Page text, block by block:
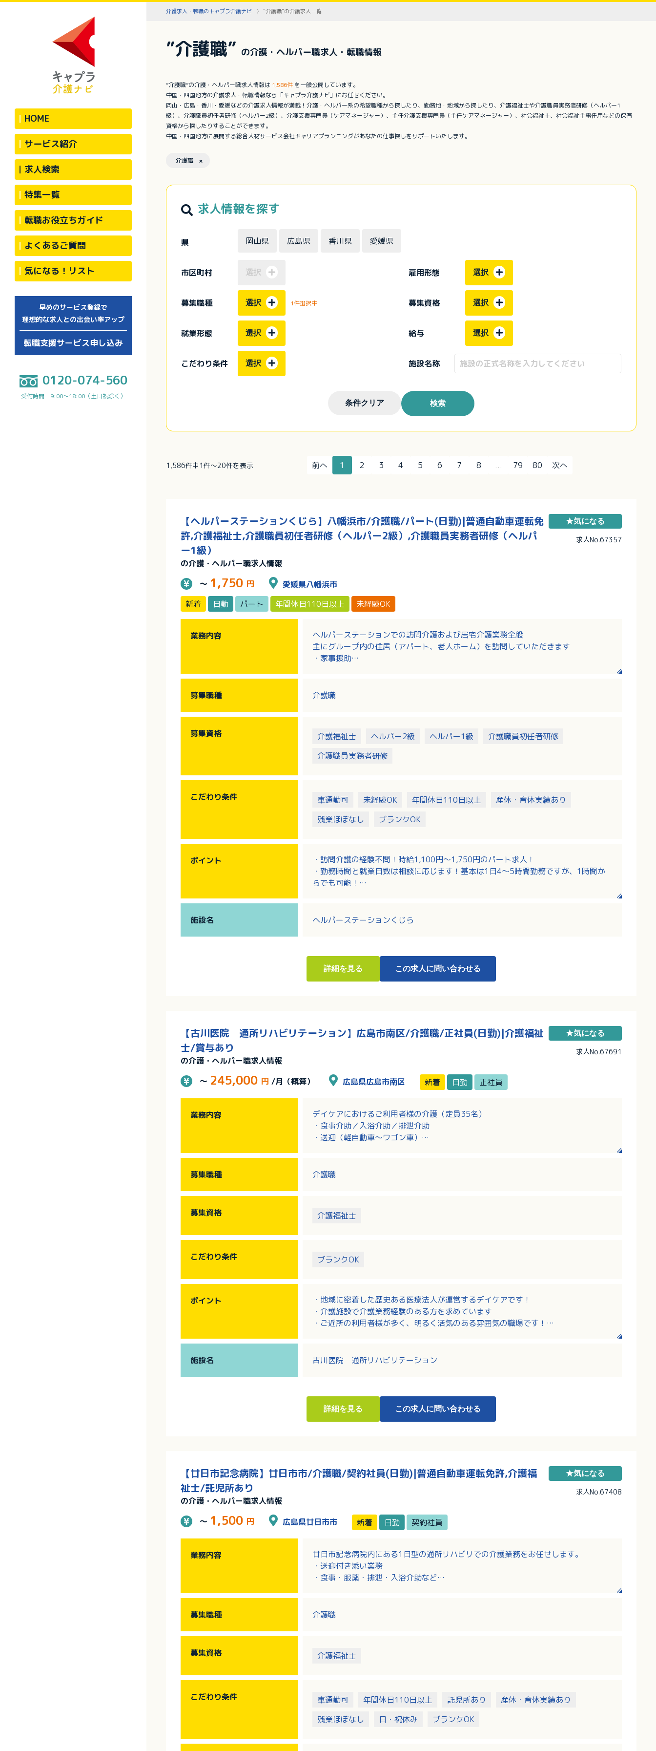
HOME
サービス紹介
求人検索
特集一覧
転職お役立ちガイド
よくあるご質問
気になる！リスト
早めのサービス登録で
理想的な求人との出会い率アップ
転職支援サービス申し込み
0120-074-560
受付時間 9:00～18:00（土日祝除く）
介護求人・転職のキャプラ介護ナビ ”介護職”の介護求人一覧
”介護職” の介護・ヘルパー職求人・転職情報
”介護職”の介護・ヘルパー職求人情報は 1,586件 を一般公開しています。
中国・四国地方の介護求人・転職情報なら「キャプラ介護ナビ」にお任せください。
岡山・広島・香川・愛媛などの介護求人情報が満載！介護・ヘルパー系の希望職種から探したり、勤務地・地域から探したり、介護福祉士や介護職員実務者研修（ヘルパー1
級）、介護職員初任者研修（ヘルパー2級）、介護支援専門員（ケアマネージャー）、主任介護支援専門員（主任ケアマネージャー）、社会福祉士、社会福祉主事任用などの保有
資格から探したりすることができます。
中国・四国地方に展開する総合人材サービス会社キャリアプランニングがあなたの仕事探しをサポートいたします。
介護職 ×
求人情報を探す
県 岡山県 広島県 香川県 愛媛県
市区町村 選択 雇用形態 選択
募集職種 選択 1件選択中 募集資格 選択
就業形態 選択 給与 選択
こだわり条件 選択 施設名称
条件クリア 検索
1,586件中1件～20件を表示 前へ 1 2 3 4 5 6 7 8 ... 79 80 次へ
【ヘルパーステーションくじら】八幡浜市/介護職/パート(日勤)|普通自動車運転免
許,介護福祉士,介護職員初任者研修（ヘルパー2級）,介護職員実務者研修（ヘルパ
ー1級）
の介護・ヘルパー職求人情報
～ 1,750 円
愛媛県八幡浜市
新着
日勤 パート 年間休日110日以上 未経験OK
★気になる
求人No.67357
業務内容
ヘルパーステーションでの訪問介護および居宅介護業務全般
主にグループ内の住居（アパート、老人ホーム）を訪問していただきます
・家事援助
募集職種 介護職
募集資格 介護福祉士 ヘルパー2級 ヘルパー1級
介護職員初任者研修
介護職員実務者研修
こだわり条件 車通勤可 未経験OK 年間休日110日以上
産休・育休実績あり
残業ほぼなし
ブランクOK
ポイント
・訪問介護の経験不問！時給1,100円～1,750円のパート求人！
・勤務時間と就業日数は相談に応じます！基本は1日4～5時間勤務ですが、1時間か
らでも可能！
・研修制度充実！未経験の方もしっかりサポートしていただけます！
施設名 ヘルパーステーションくじら
詳細を見る この求人に問い合わせる
【古川医院 通所リハビリテーション】広島市南区/介護職/正社員(日勤)|介護福祉
士/賞与あり
の介護・ヘルパー職求人情報
～ 245,000 円 /月（概算） 広島県広島市南区 新着 日勤 正社員
★気になる
求人No.67691
業務内容
デイケアにおけるご利用者様の介護（定員35名）
・食事介助／入浴介助／排泄介助
・送迎（軽自動車～ワゴン車）
募集職種 介護職
募集資格 介護福祉士
こだわり条件 ブランクOK
ポイント
・地域に密着した歴史ある医療法人が運営するデイケアです！
・介護施設で介護業務経験のある方を求めています
・ご近所の利用者様が多く、明るく活気のある雰囲気の職場です！
施設名
古川医院 通所リハビリテーション
詳細を見る この求人に問い合わせる
【廿日市記念病院】廿日市市/介護職/契約社員(日勤)|普通自動車運転免許,介護福
祉士/託児所あり
の介護・ヘルパー職求人情報
～ 1,500 円 広島県廿日市市 新着 日勤 契約社員
★気になる
求人No.67408
業務内容
廿日市記念病院内にある1日型の通所リハビリでの介護業務をお任せします。
・送迎付き添い業務
・食事・服薬・排泄・入浴介助など
※1日平均利用者数：約30名
募集職種 介護職
募集資格 介護福祉士
こだわり条件 車通勤可 年間休日110日以上 託児所あり
産休・育休実績あり
残業ほぼなし
日・祝休み ブランクOK